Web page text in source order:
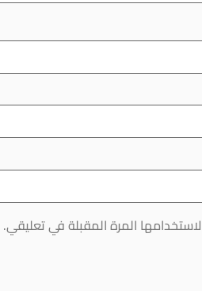
المرة المقبلة في تعليقي.